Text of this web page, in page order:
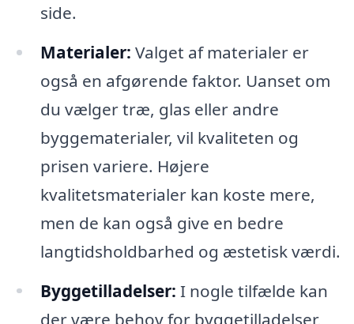
side.
Materialer: Valget af materialer er
også en afgørende faktor. Uanset om
du vælger træ, glas eller andre
byggematerialer, vil kvaliteten og
prisen variere. Højere
kvalitetsmaterialer kan koste mere,
men de kan også give en bedre
langtidsholdbarhed og æstetisk værdi.
Byggetilladelser: I nogle tilfælde kan
der være behov for byggetilladelser,